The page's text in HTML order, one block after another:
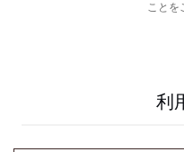
ことを
利